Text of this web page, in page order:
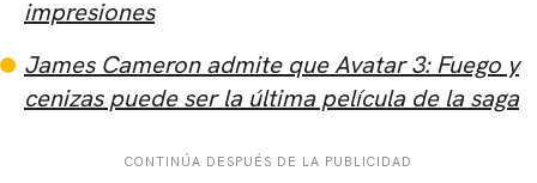
impresiones
James Cameron admite que Avatar 3: Fuego y
cenizas puede ser la última película de la saga
CONTINÚA DESPUÉS DE LA PUBLICIDAD